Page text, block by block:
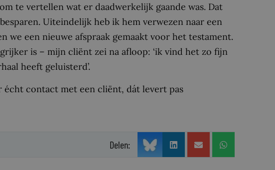
te vertellen wat er daadwerkelijk gaande was. Dat
Uiteindelijk heb ik hem verwezen naar een
we een nieuwe afspraak gemaakt voor het testament.
is – mijn cliënt zei na afloop: ‘ik vind het zo fijn
heeft geluisterd’.
écht contact met een cliënt, dát levert pas
Delen: